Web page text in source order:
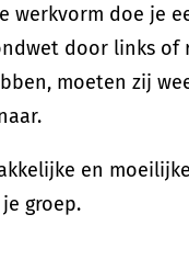
werkvorm doe je
door links of
moeten zij
en
groep.